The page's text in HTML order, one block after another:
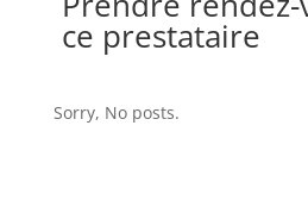
ce prestataire
Sorry, No posts.